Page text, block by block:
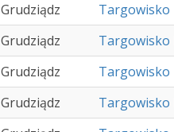
Grudziądz Targowisko
Grudziądz Targowisko
Grudziądz Targowisko
Grudziądz Targowisko